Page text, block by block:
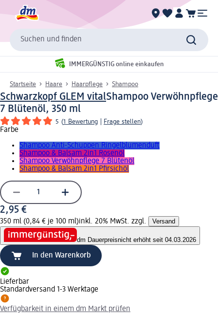
Suchen und finden
IMMERGÜNSTIG online einkaufen
Startseite Haare Haarpflege Shampoo
Schwarzkopf GLEM vitalShampoo Verwöhnpflege
7 Blütenöl, 350 ml
5 (1 Bewertung Frage stellen)
Farbe
Shampoo Anti-Schuppen Ringelblumenduft
Shampoo & Balsam 2in1 Rosenöl
Shampoo Verwöhnpflege 7 Blütenöl
Shampoo & Balsam 2in1 Pfirsichöl
2,95 €
350 ml (0,84 € je 100 ml)inkl. 20% MwSt. zzgl. Versand
dm Dauerpreisnicht erhöht seit 04.03.2026
In den Warenkorb
Lieferbar
Standardversand 1-3 Werktage
Verfügbarkeit in einem dm Markt prüfen